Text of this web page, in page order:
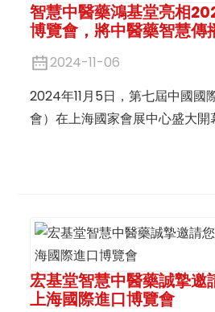
智慧中醫藥鴻基堂亮相
博覽會，將中醫藥智慧傳
2024-11-06
2024年11月5日，第七屆中國國
會）在上海國家會展中心盛大開
作為傳統中醫藥
宏基堂智慧中醫藥誠摯
上海國際進口博覽會